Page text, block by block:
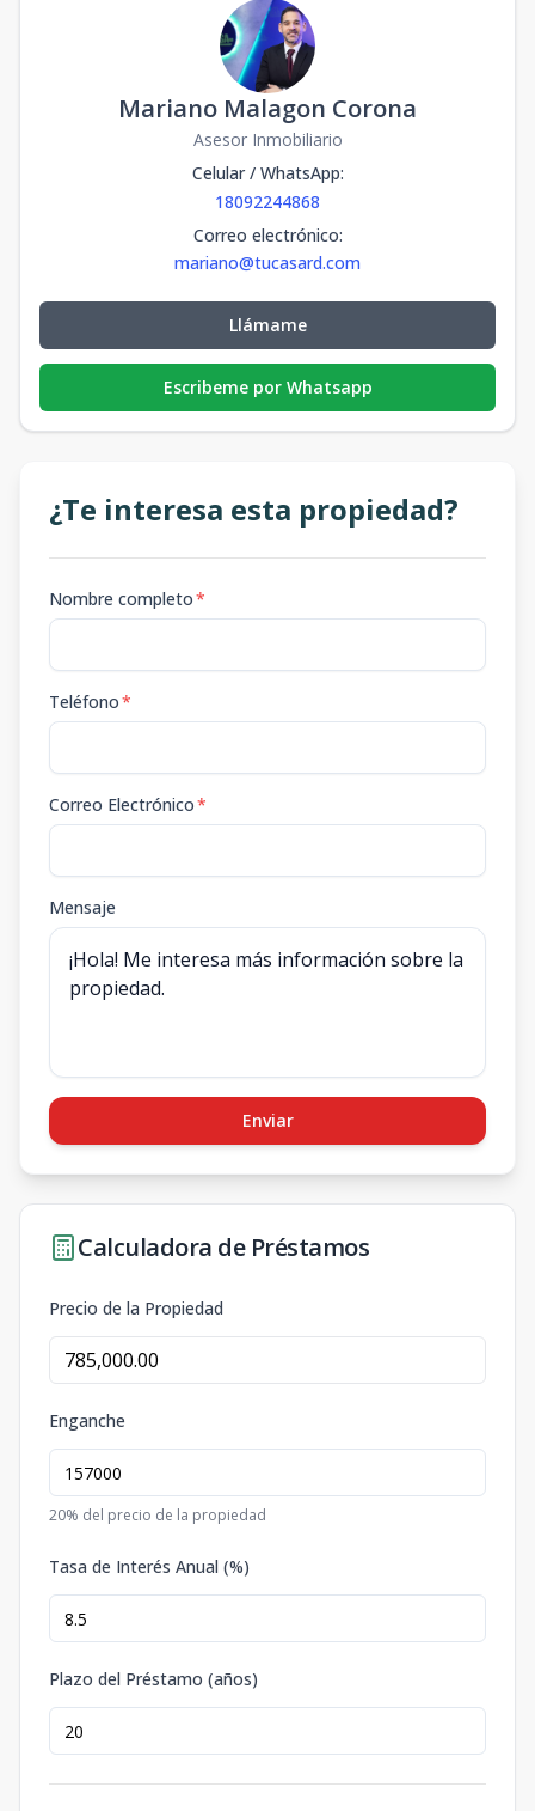
Mariano Malagon Corona
Asesor Inmobiliario
Celular / WhatsApp:
18092244868
Correo electrónico:
mariano@tucasard.com
Llámame
Escribeme por Whatsapp
¿Te interesa esta propiedad?
Nombre completo*
Teléfono*
Correo Electrónico*
Mensaje
Enviar
Calculadora de Préstamos
Precio de la Propiedad
Enganche
20% del precio de la propiedad
Tasa de Interés Anual (%)
Plazo del Préstamo (años)